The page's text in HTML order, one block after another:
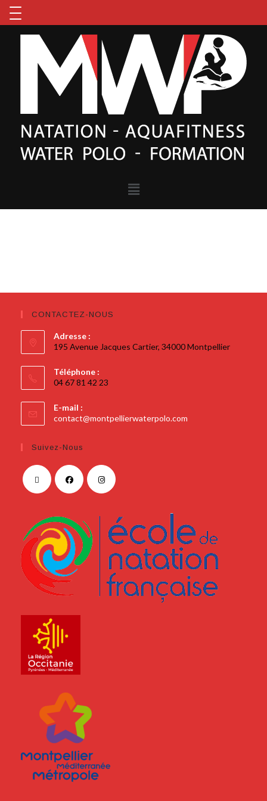
CONTACTEZ-NOUS
Adresse :
195 Avenue Jacques Cartier, 34000 Montpellier
Téléphone :
04 67 81 42 23
E-mail :
contact@montpellierwaterpolo.com
Suivez-Nous